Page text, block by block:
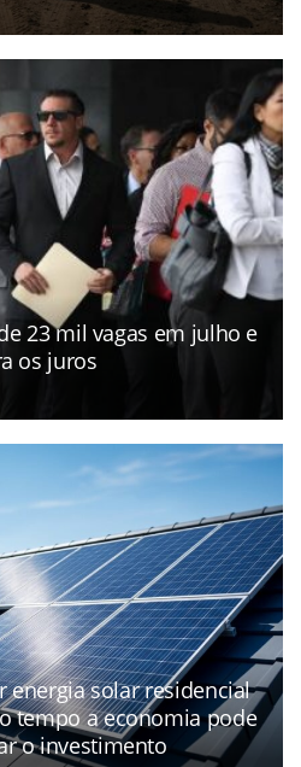
23 mil vagas em julho e
os juros
energia solar residencial
tempo a economia pode
o investimento